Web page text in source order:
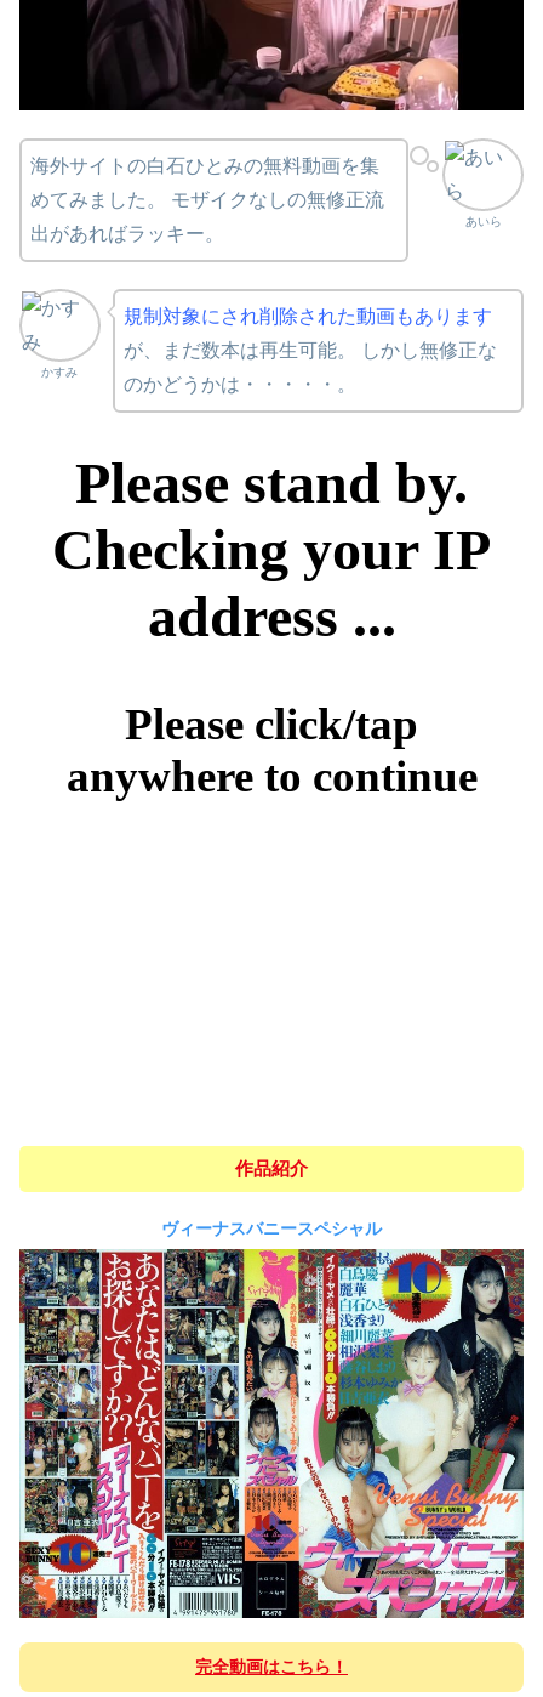
あいら
海外サイトの白石ひとみの無料動画を集
めてみました。 モザイクなしの無修正流
出があればラッキー。
かすみ
規制対象にされ削除された動画もあります
が、まだ数本は再生可能。 しかし無修正な
のかどうかは・・・・・。
作品紹介
ヴィーナスバニースペシャル
完全動画はこちら！